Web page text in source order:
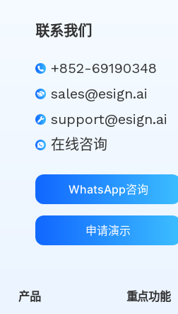
联系我们
+852-69190348
sales@esign.ai
support@esign.ai
在线咨询
WhatsApp咨询
申请演示
产品 重点功能